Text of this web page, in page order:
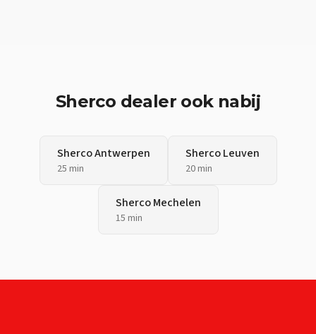
Sherco dealer ook nabij
ShercoAntwerpen
25 min
Sherco Leuven
20 min
Sherco Mechelen
15 min